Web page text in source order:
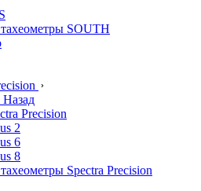
SOUTH
Назад
Precision
2
6
8
Spectra Precision